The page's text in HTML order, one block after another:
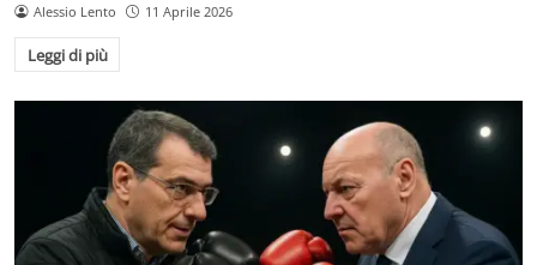
Alessio Lento 11 Aprile 2026
Leggi di più